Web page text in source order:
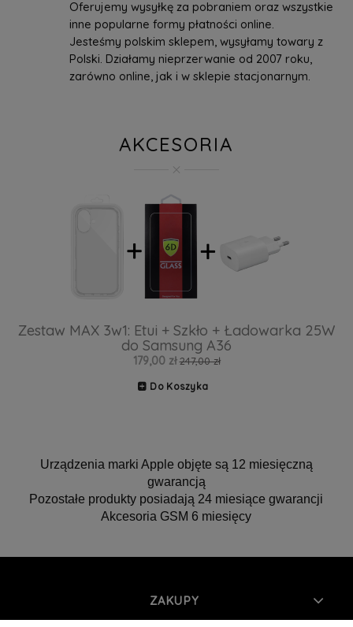
Oferujemy wysyłkę za pobraniem oraz wszystkie
inne popularne formy płatności online.
Jesteśmy polskim sklepem, wysyłamy towary z
Polski. Działamy nieprzerwanie od 2007 roku,
zarówno online, jak i w sklepie stacjonarnym.
AKCESORIA
Zestaw MAX 3w1: Etui + Szkło + Ładowarka 25W
do Samsung A36
179,00 zł 247,00 zł
Do Koszyka
Urządzenia marki Apple objęte są 12 miesięczną
gwarancją
Pozostałe produkty posiadają 24 miesiące gwarancji
Akcesoria GSM 6 miesięcy
ZAKUPY